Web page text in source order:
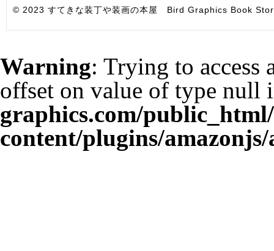
© 2023 すてきな装丁や装画の本屋 Bird Graphics Book
Warning: Trying to access
offset on value of type null
graphics.com/
content/plugins/